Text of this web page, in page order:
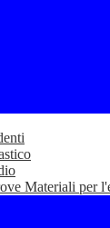
Materiali per